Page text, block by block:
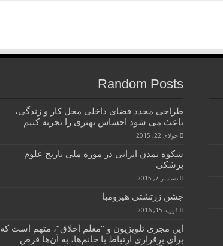
Random Posts
طراحی مجدد فضای داخلی محل کار و زندگی،
باعث می شود احساس بهتری را تجربه کنیم
جولای 22, 2015
شكوه تمدن ایرانی در موزه ملی تاریخ علوم
پزشکی
دسامبر 7, 2015
جشن زرتشتی هیرومبا
فوریه 15, 2016
این مجری تلویزیون و “معلم اخلاق”، متهم است که
برای برقراری ارتباط با خانم‌ها، به آن‌ها قرص